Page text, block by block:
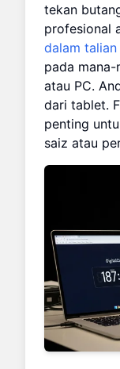
tekan
profesional
dalam talian
pada mana-
atau PC.
dari tablet.
penting
saiz atau